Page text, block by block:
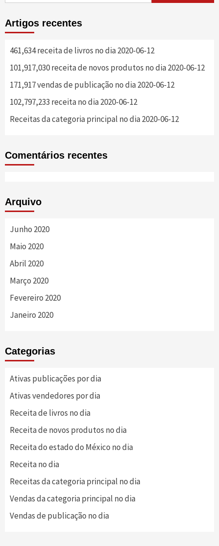
Artigos recentes
461,634 receita de livros no dia 2020-06-12
101,917,030 receita de novos produtos no dia 2020-06-12
171,917 vendas de publicação no dia 2020-06-12
102,797,233 receita no dia 2020-06-12
Receitas da categoria principal no dia 2020-06-12
Comentários recentes
Arquivo
Junho 2020
Maio 2020
Abril 2020
Março 2020
Fevereiro 2020
Janeiro 2020
Categorias
Ativas publicações por dia
Ativas vendedores por dia
Receita de livros no dia
Receita de novos produtos no dia
Receita do estado do México no dia
Receita no dia
Receitas da categoria principal no dia
Vendas da categoria principal no dia
Vendas de publicação no dia